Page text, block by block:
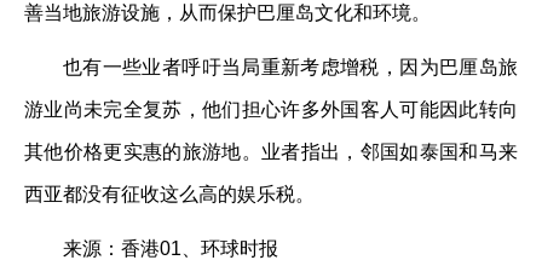
善当地旅游设施，从而保护巴厘岛文化和环境。
也有一些业者呼吁当局重新考虑增税，因为巴厘岛旅
游业尚未完全复苏，他们担心许多外国客人可能因此转向
其他价格更实惠的旅游地。业者指出，邻国如泰国和马来
西亚都没有征收这么高的娱乐税。
来源：香港01、环球时报